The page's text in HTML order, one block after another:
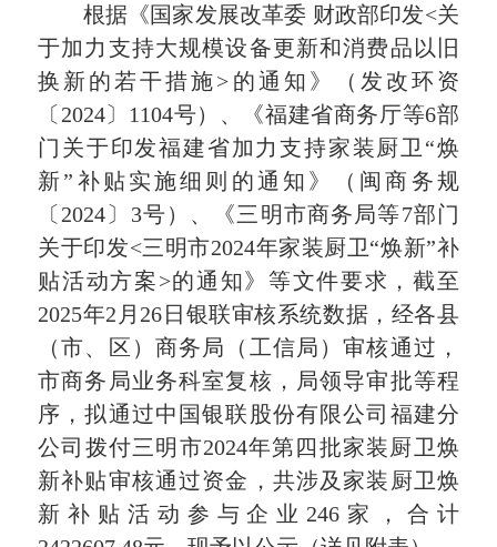
根据《国家发展改革委 财政部印发<关
于加力支持大规模设备更新和消费品以旧
换新的若干措施>的通知》（发改环资
〔2024〕1104号）、《福建省商务厅等6部
门关于印发福建省加力支持家装厨卫“焕
新”补贴实施细则的通知》（闽商务规
〔2024〕3号）、《三明市商务局等7部门
关于印发<三明市2024年家装厨卫“焕新”补
贴活动方案>的通知》等文件要求，截至
2025年2月26日银联审核系统数据，经各县
（市、区）商务局（工信局）审核通过，
市商务局业务科室复核，局领导审批等程
序，拟通过中国银联股份有限公司福建分
公司拨付三明市2024年第四批家装厨卫焕
新补贴审核通过资金，共涉及家装厨卫焕
新补贴活动参与企业246家，合计